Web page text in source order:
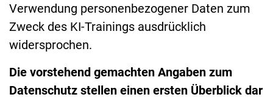
Verwendung personenbezogener Daten zum
Zweck des KI-Trainings ausdrücklich
widersprochen.
Die vorstehend gemachten Angaben zum
Datenschutz stellen einen ersten Überblick dar